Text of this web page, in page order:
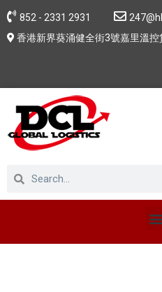
852 - 2331 2931
香港新界葵涌健全街3號嘉里溫